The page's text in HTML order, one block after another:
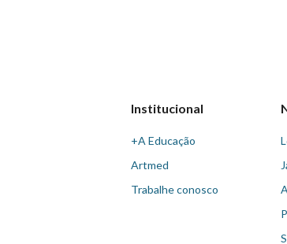
Institucional
+A Educação
Artmed
Trabalhe conosco